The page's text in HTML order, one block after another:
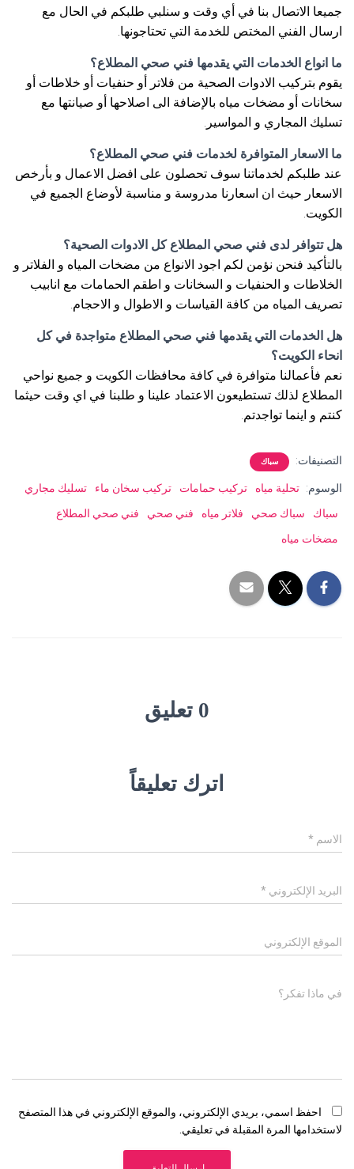
جميعا الاتصال بنا في أي وقت و سنلبي طلبكم في الحال مع
ارسال الفني المختص للخدمة التي تحتاجونها.
ما انواع الخدمات التي يقدمها فني صحي المطلاع؟
يقوم بتركيب الادوات الصحية من فلاتر أو حنفيات أو خلاطات أو
سخانات أو مضخات مياه بالإضافة الى اصلاحها أو صيانتها مع
تسليك المجاري و المواسير.
ما الاسعار المتوافرة لخدمات فني صحي المطلاع؟
عند طلبكم لخدماتنا سوف تحصلون على افضل الاعمال و بأرخص
الاسعار حيث ان اسعارنا مدروسة و مناسبة لأوضاع الجميع في
الكويت.
هل تتوافر لدى فني صحي المطلاع كل الادوات الصحية؟
بالتأكيد فنحن نؤمن لكم اجود الانواع من مضخات المياه و الفلاتر و
الخلاطات و الحنفيات و السخانات و اطقم الحمامات مع انابيب
تصريف المياه من كافة القياسات و الاطوال و الاحجام.
هل الخدمات التي يقدمها فني صحي المطلاع متواجدة في كل
انحاء الكويت؟
نعم فأعمالنا متوافرة في كافة محافظات الكويت و جميع نواحي
المطلاع لذلك تستطيعون الاعتماد علينا و طلبنا في اي وقت حيثما
كنتم و اينما تواجدتم.
التصنيفات: سباك
الوسوم: تحلية مياه تركيب حمامات تركيب سخان ماء
تسليك مجاري
سباك
سباك صحي فلاتر مياه فني صحي
فني صحي المطلاع
مضخات مياه
0 تعليق
اترك تعليقاً
الاسم *
البريد الإلكتروني *
الموقع الإلكتروني
في ماذا تفكر؟
احفظ اسمي، بريدي الإلكتروني، والموقع الإلكتروني في هذا المتصفح
لاستخدامها المرة المقبلة في تعليقي.